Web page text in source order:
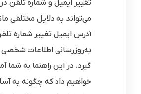
تغییر ایمیل و شماره تلفن در
می‌تواند به دلایل مختلفی
آدرس ایمیل تغییر شماره
به‌روزرسانی اطلاعات
گیرد. در این راهنما به شما
خواهیم داد که چگونه به